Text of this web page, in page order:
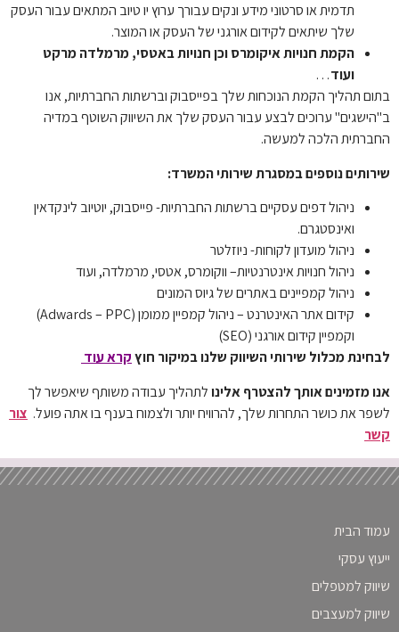
תדמית או סרטוני מידע ונקים עבורך ערוץ יו טיוב המתאים עבור העסק
שלך שיתאים לקידום אורגני של העסק או המוצר.
הקמת חנויות איקומרס וכן חנויות באטסי, מרמלדה מרקט
ועוד…
בתום תהליך הקמת הנוכחות שלך בפייסבוק וברשתות החברתיות, אנו
ב"הישגים" ערוכים לבצע עבור העסק שלך את השיווק השוטף במדיה
החברתית הלכה למעשה.
שירותים נוספים במסגרת שירותי המשרד:
ניהול דפים עסקיים ברשתות החברתיות- פייסבוק, יוטיוב לינקדאין
ואינסטגרם.
ניהול מועדון לקוחות- ניוזלטר
ניהול חנויות אינטרנטיות– ווקומרס, אטסי, מרמלדה, ועוד
ניהול קמפיינים באתרים של גיוס המונים
קידום אתר האינטרנט – ניהול קמפיין ממומן (Adwards – PPC)
וקמפיין קידום אורגני (SEO)
לבחינת מכלול שירותי השיווק שלנו במיקור חוץקרא עוד
אנו מזמינים אותך להצטרף אלינולתהליך עבודה משותף שיאפשר לך
לשפר את כושר התחרות שלך, להרוויח יותר ולצמוח בענף בו אתה פועל. צור
קשר
עמוד הבית
ייעוץ עסקי
שיווק למטפלים
שיווק למעצבים